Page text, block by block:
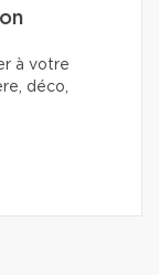
à votre
déco,